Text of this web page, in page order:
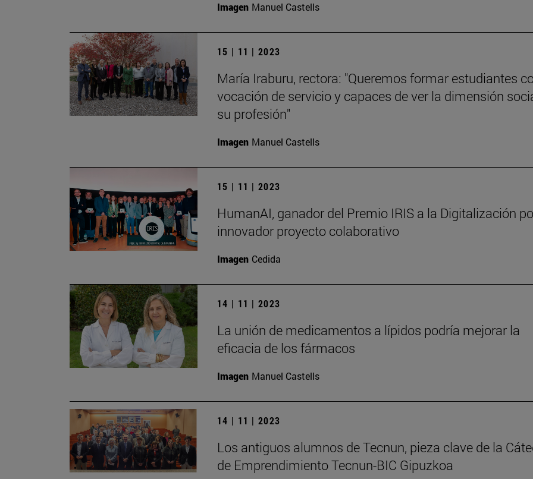
Imagen Manuel Castells
15 | 11 | 2023
María Iraburu, rectora: "Queremos formar estudiantes
vocación de servicio y capaces de ver la dimensión
su profesión"
Imagen Manuel Castells
15 | 11 | 2023
HumanAI, ganador del Premio IRIS a la Digitalización
innovador proyecto colaborativo
Imagen Cedida
14 | 11 | 2023
La unión de medicamentos a lípidos podría mejorar la
eficacia de los fármacos
Imagen Manuel Castells
14 | 11 | 2023
Los antiguos alumnos de Tecnun, pieza clave de la
de Emprendimiento Tecnun-BIC Gipuzkoa